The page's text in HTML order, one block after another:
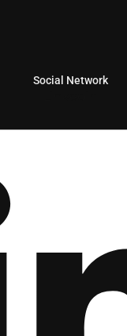
Social Network